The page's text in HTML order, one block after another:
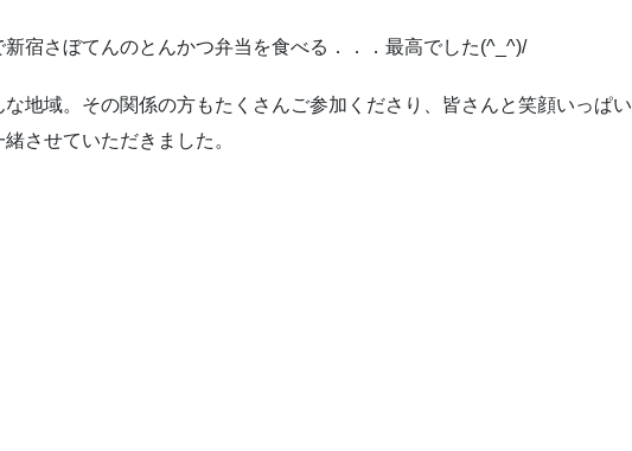
宿さぼてんのとんかつ弁当を食べる．．．最高でした(^_^)/
地域。その関係の方もたくさんご参加くださり、皆さんと笑顔いっぱい
させていただきました。